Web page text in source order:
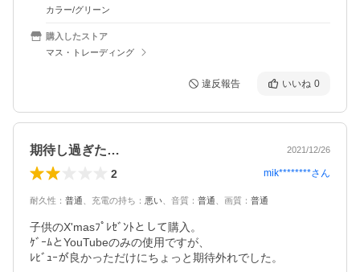
カラー/グリーン
購入したストア
マス・トレーディング
違反報告 いいね 0
期待し過ぎた… 2021/12/26
2 mik********さん
耐久性 ： 普通 充電の持ち ： 悪い 音質 ： 普通 画質 ： 普通
子供のX'masﾌﾟﾚｾﾞﾝﾄとして購入。
ｹﾞｰﾑとYouTubeのみの使用ですが、
ﾚﾋﾞｭｰが良かっただけにちょっと期待外れでした。